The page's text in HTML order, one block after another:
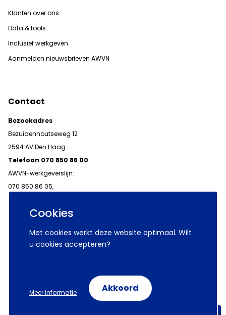
Cookies
Met cookies werkt deze website optimaal. Wilt
u cookies accepteren?
Meer informatie Akkoord
Klanten over ons
Data & tools
Inclusief werkgeven
Aanmelden nieuwsbrieven AWVN
Contact
Bezoekadres
Bezuidenhoutseweg 12
2594 AV Den Haag
Telefoon 070 850 86 00
AWVN-werkgeverslijn:
070 850 86 05,
© 2026 AWVN
Volg ons op: